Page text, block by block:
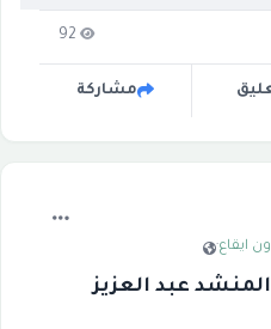
92
مشاركة
ايقاع·
عبد العزيز